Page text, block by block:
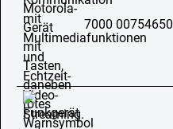
7000 00754650